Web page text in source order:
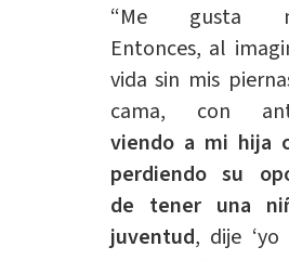
“Me gusta
Entonces, al
vida sin mis
cama, con
viendo a mi hija
perdiendo su
de tener una
juventud, dije